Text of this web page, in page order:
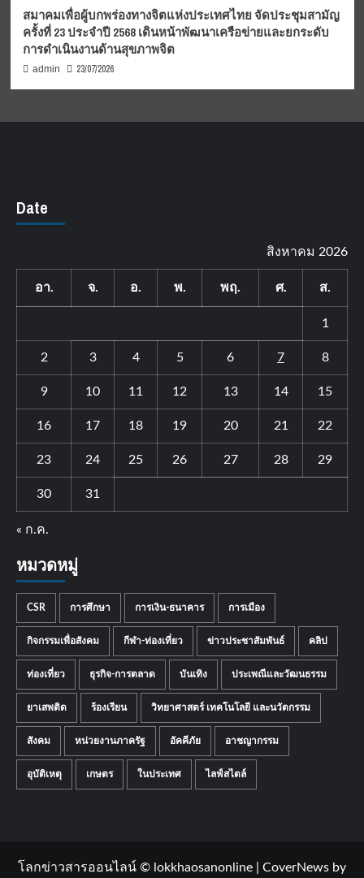
สมาคมเพื่อผู้บกพร่องทางจิตแห่งประเทศไทย จัดประชุมสามัญ
ครั้งที่ 23 ประจำปี 2568 เดินหน้าพัฒนาเครือข่ายและยกระดับ
การดำเนินงานด้านสุขภาพจิต
admin 23/07/2026
Date
สิงหาคม 2026
อา. จ. อ. พ. พฤ. ศ. ส.
1
2 3 4 5 6 7 8
9 10 11 12 13 14 15
16 17 18 19 20 21 22
23 24 25 26 27 28 29
30 31
« ก.ค.
หมวดหมู่
CSR การศึกษา การเงิน-ธนาคาร การเมือง
กิจกรรมเพื่อสังคม กีฬา-ท่องเที่ยว ข่าวประชาสัมพันธ์ คลิป
ท่องเที่ยว ธุรกิจ-การตลาด บันเทิง ประเพณีและวัฒนธรรม
ยาเสพติด ร้องเรียน วิทยาศาสตร์ เทคโนโลยี และนวัตกรรม
สังคม หน่วยงานภาครัฐ อัคคีภัย อาชญากรรม
อุบัติเหตุ เกษตร ในประเทศ ไลฟ์สไตล์
โลกข่าวสารออนไลน์ © lokkhaosanonline CoverNews by